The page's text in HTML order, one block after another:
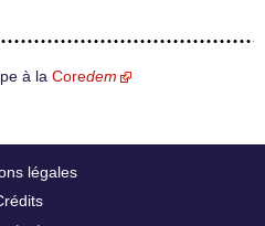
à la Coredem
légales